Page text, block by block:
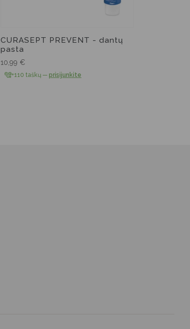
CURASEPT PREVENT - dantų
pasta
10,99 €
+110 taškų — prisijunkite